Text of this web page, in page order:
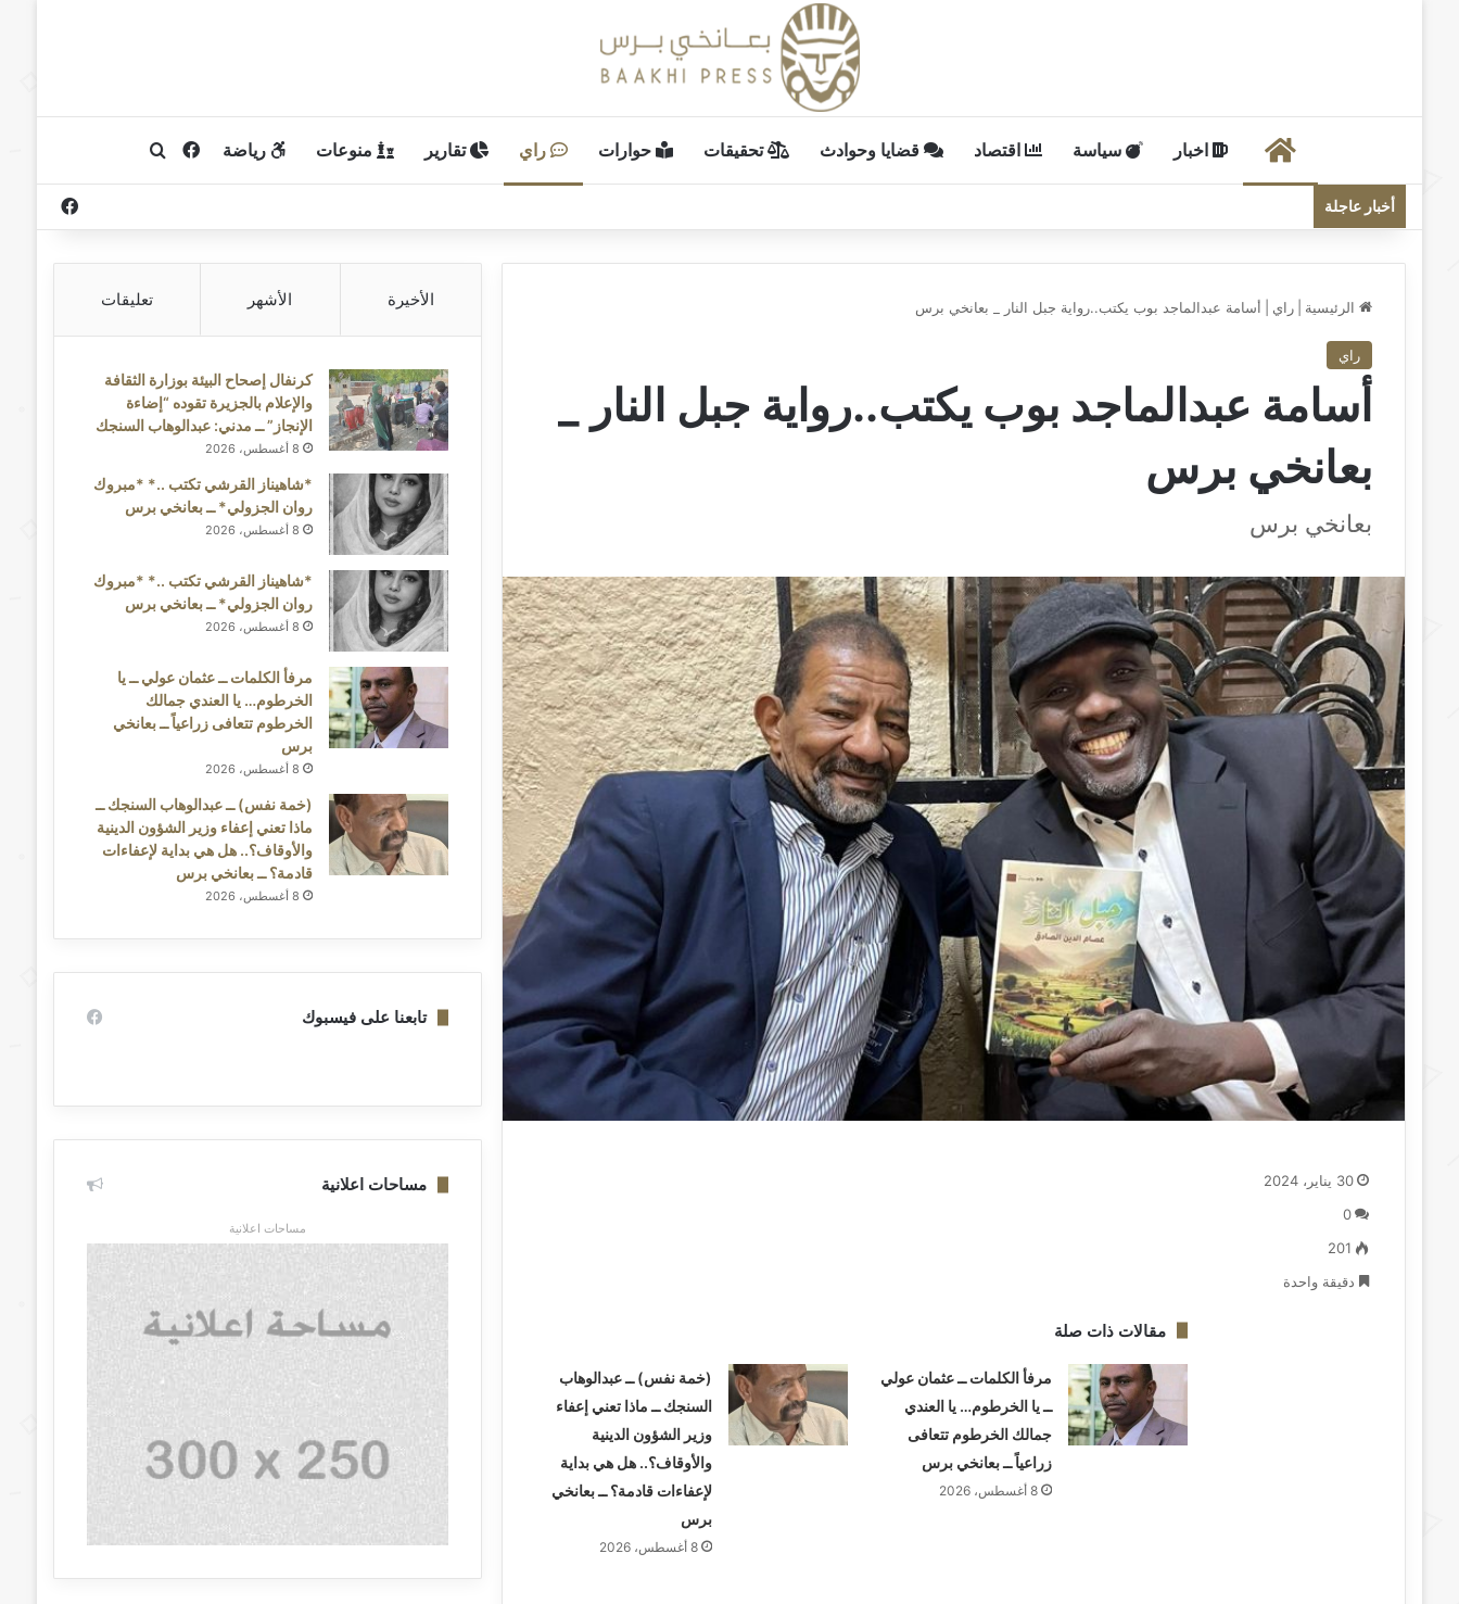
الرئيسيةاخبار سياسة اقتصاد قضايا وحوادث تحقيقات حوارات راي تقارير منوعات رياضة فيسبوكبحث عن
أخبار عاجلة
الرئيسية راي أسامة عبدالماجد بوب يكتب..رواية جبل النار _ بعانخي برس
راي
أسامة عبدالماجد بوب يكتب..رواية جبل النار _
بعانخي برس
بعانخي برس
مقالات ذات صلة
مرفأ الكلمات ــ عثمان عولي
ــ يا الخرطوم… يا العندي
جمالك الخرطوم تتعافى
زراعياً ــ بعانخي برس
8 أغسطس، 2026
(خمة نفس) ــ عبدالوهاب
السنجك ــ ماذا تعني إعفاء
وزير الشؤون الدينية
والأوقاف؟.. هل هي بداية
لإعفاءات قادمة؟ ــ بعانخي
برس
8 أغسطس، 2026
30 يناير، 2024
0
201
دقيقة واحدة
الأخيرة الأشهر تعليقات
كرنفال إصحاح البيئة بوزارة الثقافة
والإعلام بالجزيرة تقوده “إضاءة
الإنجاز” ــ مدني: عبدالوهاب السنجك
8 أغسطس، 2026
*شاهيناز القرشي تكتب ..* *مبروك
روان الجزولي* ــ بعانخي برس
8 أغسطس، 2026
*شاهيناز القرشي تكتب ..* *مبروك
روان الجزولي* ــ بعانخي برس
8 أغسطس، 2026
مرفأ الكلمات ــ عثمان عولي ــ يا
الخرطوم… يا العندي جمالك
الخرطوم تتعافى زراعياً ــ بعانخي
برس
8 أغسطس، 2026
(خمة نفس) ــ عبدالوهاب السنجك ــ
ماذا تعني إعفاء وزير الشؤون الدينية
والأوقاف؟.. هل هي بداية لإعفاءات
قادمة؟ ــ بعانخي برس
8 أغسطس، 2026
تابعنا على فيسبوك
مساحات اعلانية
مساحات اعلانية